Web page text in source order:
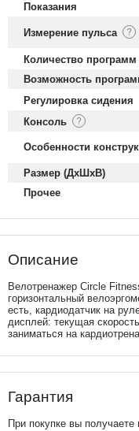
Показания
Измерение пульса
Количество
Возможность
Регулировка сидения
Консоль
Особенности
Размер (ДхШхВ)
Прочее
Описание
Велотренажер Circle
горизонтальный
есть, кардиодатчик на
дисплей: текущая
заниматься на
Гарантия
При покупке вы